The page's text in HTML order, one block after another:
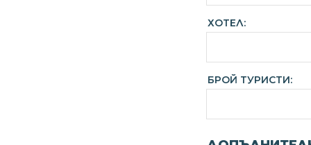
ХОТЕЛ:
БРОЙ ТУРИСТИ: